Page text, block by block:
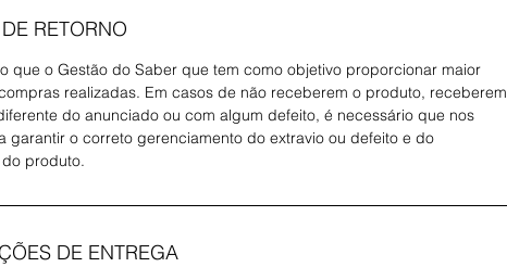
RETORNO
que o Gestão do Saber que tem como objetivo proporcionar maior
realizadas. Em casos de não receberem o produto, receberem
do anunciado ou com algum defeito, é necessário que nos
garantir o correto gerenciamento do extravio ou defeito e do
produto.
DE ENTREGA